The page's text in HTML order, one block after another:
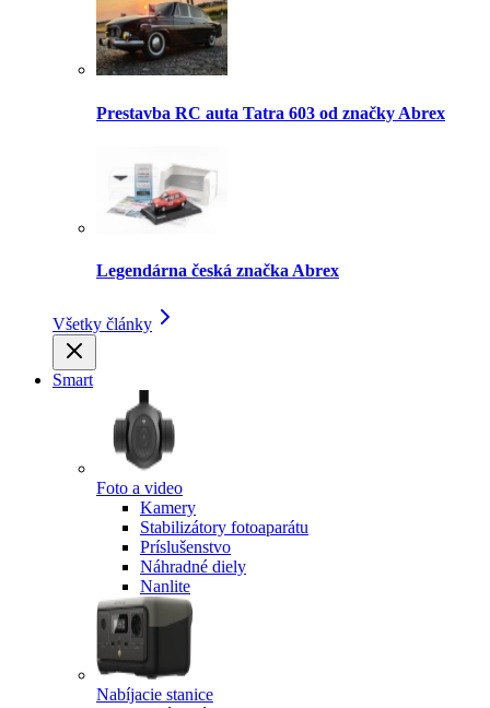
Prestavba RC auta Tatra 603 od značky Abrex
Legendárna česká značka Abrex
Všetky články
Smart
Foto a video
Kamery
Stabilizátory fotoaparátu
Príslušenstvo
Náhradné diely
Nanlite
Nabíjacie stanice